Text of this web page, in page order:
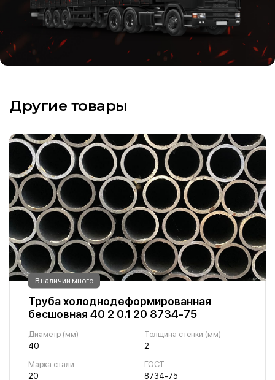
Другие товары
В наличии много
Труба холоднодеформированная
бесшовная 40 2 0.1 20 8734-75
Диаметр (мм)
40
Толщина стенки (мм)
2
Марка стали
20
ГОСТ
8734-75